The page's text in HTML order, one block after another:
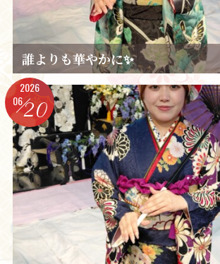
誰よりも華やかに✨️
2026
0620